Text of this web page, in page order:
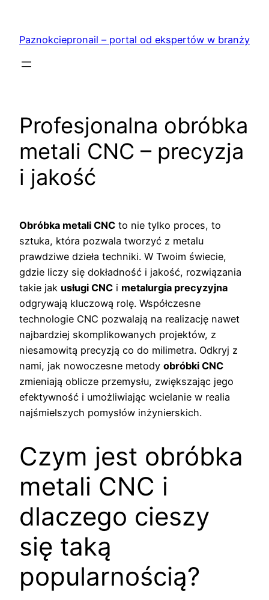
treściPaznokciepronail – portal od ekspertów w branży
Profesjonalna obróbka
metali CNC – precyzja
i jakość
Obróbka metali CNC to nie tylko proces, to
sztuka, która pozwala tworzyć z metalu
prawdziwe dzieła techniki. W Twoim świecie,
gdzie liczy się dokładność i jakość, rozwiązania
takie jak usługi CNC i metalurgia precyzyjna
odgrywają kluczową rolę. Współczesne
technologie CNC pozwalają na realizację nawet
najbardziej skomplikowanych projektów, z
niesamowitą precyzją co do milimetra. Odkryj z
nami, jak nowoczesne metody obróbki CNC
zmieniają oblicze przemysłu, zwiększając jego
efektywność i umożliwiając wcielanie w realia
najśmielszych pomysłów inżynierskich.
Czym jest obróbka
metali CNC i
dlaczego cieszy
się taką
popularnością?